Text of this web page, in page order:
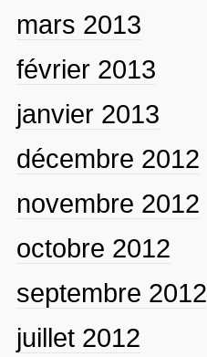
mars 2013
février 2013
janvier 2013
décembre 2012
novembre 2012
octobre 2012
septembre 2012
juillet 2012